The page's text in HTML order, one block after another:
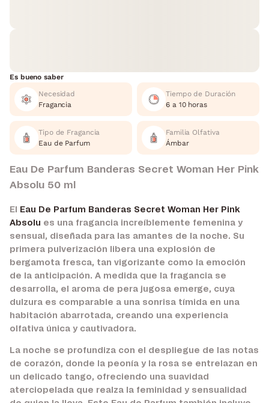
Es bueno saber
Necesidad
Fragancia
Tiempo de Duración
6 a 10 horas
Tipo de Fragancia
Eau de Parfum
Familia Olfativa
Ámbar
Eau De Parfum Banderas Secret Woman Her Pink
Absolu 50 ml
El
Eau De Parfum Banderas Secret Woman Her Pink
Absolu es una fragancia increíblemente femenina y
sensual, diseñada para las amantes de la noche. Su
primera pulverización libera una explosión de
bergamota fresca, tan vigorizante como la emoción
de la anticipación. A medida que la fragancia se
desarrolla, el aroma de pera jugosa emerge, cuya
dulzura es comparable a una sonrisa tímida en una
habitación abarrotada, creando una experiencia
olfativa única y cautivadora.
La noche se profundiza con el despliegue de las notas
de corazón, donde la peonía y la rosa se entrelazan en
un delicado tango, ofreciendo una suavidad
aterciopelada que realza la feminidad y sensualidad